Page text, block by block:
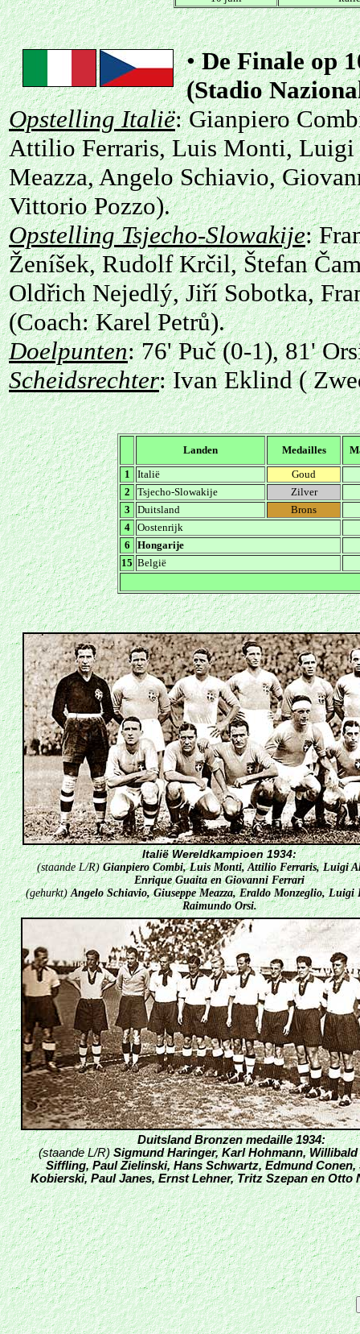
•De Finaleop
(Stadio
Opstelling Italië: Gianpiero
Attilio Ferraris, Luis Monti, Luigi
Meazza, Angelo Schiavio,
Vittorio Pozzo).
Opstelling Tsjecho-Slowakije:
Ženíšek, Rudolf Krčil, Štefan
Oldřich Nejedlý, Jiří Sobotka,
(Coach: Karel Petrů).
Doelpunten: 76' Puč (0-1), 81'
Scheidsrechter: Ivan Eklind (
Landen Medailles
1
Italië
Goud
2
Tsjecho-Slowakije
Zilver
3
Duitsland
Brons
4
Oostenrijk
6
Hongarije
15 België
Italië Wereldkampioen 1934:
(staande L/R)Gianpiero Combi, Luis Monti, Attilio Ferraris, Luigi
Enrique Guaita en Giovanni Ferrari
(gehurkt)Angelo Schiavio, Giuseppe Meazza, Eraldo Monzeglio, Luigi
Raimundo Orsi.
Duitsland Bronzen medaille 1934:
(staande L/R)Sigmund Haringer, Karl Hohmann,
Siffling, Paul Zielinski, HansSchwartz, Edmund Conen,
Kobierski, Paul Janes, Ernst Lehner, Tritz Szepan en Otto